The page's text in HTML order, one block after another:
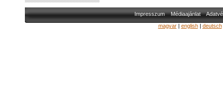
Impresszum Médiaajánlat
magyar| english| deutsch